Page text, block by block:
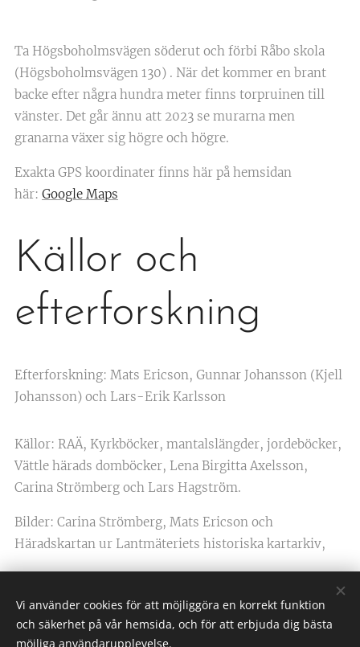
Ta Högsboholmsvägen söderut och förbi Råbo skola
(Högsboholmsvägen 130) . När det kommer en brant
backe efter några hundra meter finns torpruinen till
vänster. Det går ännu att 2023 se murarna men
granarna växer sig högre och högre.
Exakta GPS koordinater finns här på hemsidan
här: Google Maps
Källor och
efterforskning
Efterforskning: Mats Ericson, Gunnar Johansson (Kjell
Johansson) och Lars-Erik Karlsson
Källor: RAÄ, Kyrkböcker, mantalslängder, jordeböcker,
Vättle härads domböcker, Lena Birgitta Axelsson,
Carina Strömberg och Lars Hagström.
Bilder: Carina Strömberg, Mats Ericson och
Häradskartan ur Lantmäteriets historiska kartarkiv,
Skallsjögården, (C) Skallsjö hembygdsförening, Skallsjö
Vi använder cookies för att möjliggöra en korrekt funktion
och säkerhet på vår hemsida, och för att erbjuda dig bästa
möjliga användarupplevelse.